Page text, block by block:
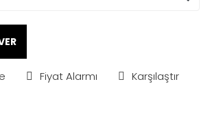
Fiyat Alarmı Karşılaştır